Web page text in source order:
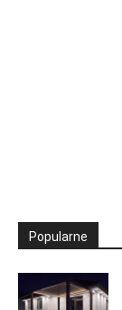
Popularne